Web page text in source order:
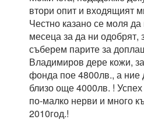
втори опит и входящият
Честно казано се моля
месеца за да ни
съберем парите за
Владимиров дере кожи,
фонда пое 4800лв., а ние
близо още 4000лв. !
по-малко нерви и много
2010год.!